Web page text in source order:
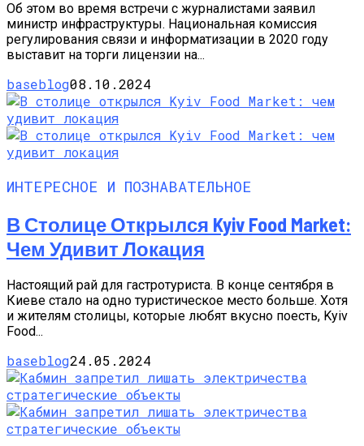
Об этом во время встречи с журналистами заявил
министр инфраструктуры. Национальная комиссия
регулирования связи и информатизации в 2020 году
выставит на торги лицензии на...
baseblog08.10.2024
ИНТЕРЕСНОЕ И ПОЗНАВАТЕЛЬНОЕ
В Столице Открылся Kyiv Food Market:
Чем Удивит Локация
Настоящий рай для гастротуриста. В конце сентября в
Киеве стало на одно туристическое место больше. Хотя
и жителям столицы, которые любят вкусно поесть, Kyiv
Food...
baseblog24.05.2024